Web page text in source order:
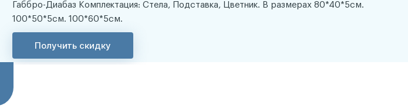
Габбро-Диабаз Комплектация: Стела, Подставка, Цветник. В размерах 80*40*5см.
100*50*5см. 100*60*5см.
Получить скидку